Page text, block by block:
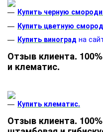
Купить черную
Купить цветную
Купить виноград на
Отзыв клиента.
и клематис.
Купить клематис.
Отзыв клиента.